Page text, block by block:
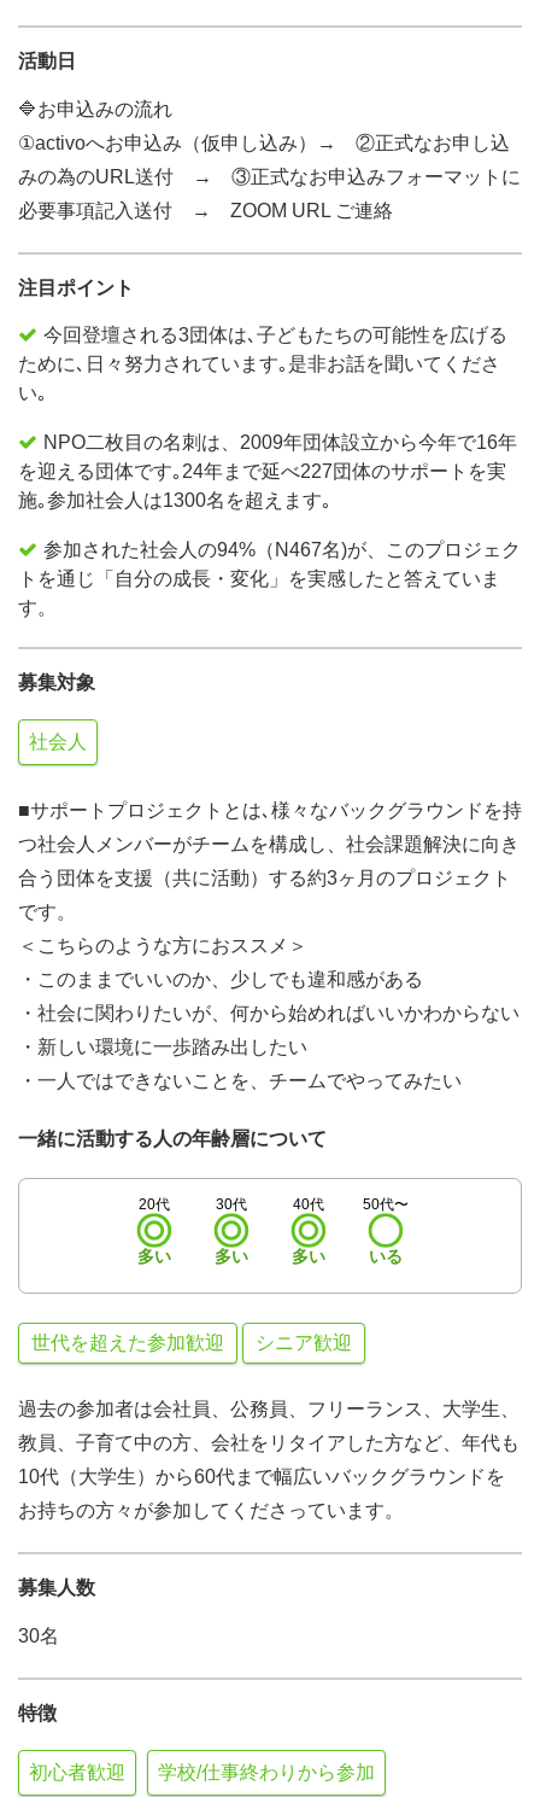
活動日
🔷お申込みの流れ
①activoへお申込み（仮申し込み）→ ②正式なお申し込
みの為のURL送付 → ③正式なお申込みフォーマットに
必要事項記入送付 → ZOOM URL ご連絡
注目ポイント
今回登壇される3団体は､子どもたちの可能性を広げる
ために､日々努力されています｡是非お話を聞いてくださ
い｡
NPO二枚目の名刺は、2009年団体設立から今年で16年
を迎える団体です｡24年まで延べ227団体のサポートを実
施｡参加社会人は1300名を超えます｡
参加された社会人の94%（N467名)が、このプロジェク
トを通じ「自分の成長・変化」を実感したと答えていま
す。
募集対象
社会人
■サポートプロジェクトとは､様々なバックグラウンドを持
つ社会人メンバーがチームを構成し、社会課題解決に向き
合う団体を支援（共に活動）する約3ヶ月のプロジェクト
です。
＜こちらのような方におススメ＞
・このままでいいのか、少しでも違和感がある
・社会に関わりたいが、何から始めればいいかわからない
・新しい環境に一歩踏み出したい
・一人ではできないことを、チームでやってみたい
一緒に活動する人の年齢層について
20代
多い
30代
多い
40代
多い
50代〜
いる
世代を超えた参加歓迎 シニア歓迎
過去の参加者は会社員、公務員、フリーランス、大学生、
教員、子育て中の方、会社をリタイアした方など、年代も
10代（大学生）から60代まで幅広いバックグラウンドを
お持ちの方々が参加してくださっています。
募集人数
30名
特徴
初心者歓迎 学校/仕事終わりから参加